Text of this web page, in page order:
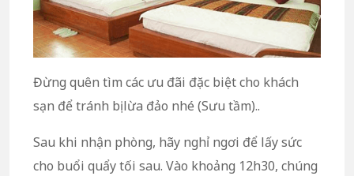
Đừng quên tìm các ưu đãi đặc biệt cho khách
sạn để tránh bị lừa đảo nhé (Sưu tầm)..
Sau khi nhận phòng, hãy nghỉ ngơi để lấy sức
cho buổi quẩy tối sau. Vào khoảng 12h30, chúng